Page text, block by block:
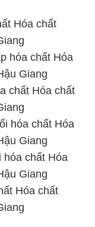
Hóa chất
hóa chất Hóa
Giang
chất Hóa chất
hóa chất Hóa
Giang
chất Hóa
Giang
Hóa chất